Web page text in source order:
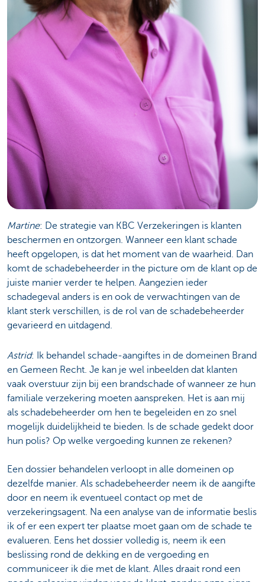
Martine: De strategie van KBC Verzekeringen is klanten
beschermen en ontzorgen. Wanneer een klant schade
heeft opgelopen, is dat het moment van de waarheid. Dan
komt de schadebeheerder in the picture om de klant op de
juiste manier verder te helpen. Aangezien ieder
schadegeval anders is en ook de verwachtingen van de
klant sterk verschillen, is de rol van de schadebeheerder
gevarieerd en uitdagend.
Astrid: Ik behandel schade-aangiftes in de domeinen Brand
en Gemeen Recht. Je kan je wel inbeelden dat klanten
vaak overstuur zijn bij een brandschade of wanneer ze hun
familiale verzekering moeten aanspreken. Het is aan mij
als schadebeheerder om hen te begeleiden en zo snel
mogelijk duidelijkheid te bieden. Is de schade gedekt door
hun polis? Op welke vergoeding kunnen ze rekenen?
Een dossier behandelen verloopt in alle domeinen op
dezelfde manier. Als schadebeheerder neem ik de aangifte
door en neem ik eventueel contact op met de
verzekeringsagent. Na een analyse van de informatie beslis
ik of er een expert ter plaatse moet gaan om de schade te
evalueren. Eens het dossier volledig is, neem ik een
beslissing rond de dekking en de vergoeding en
communiceer ik die met de klant. Alles draait rond een